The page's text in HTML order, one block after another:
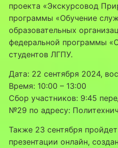
проекта «Экскурсовод
программы «Обучение
образовательных
федеральной программы
студентов ЛГПУ.
Дата: 22 сентября 2024,
Время: 10:00 – 13:00
Сбор участников: 9:45
№29 по адресу:
Также 23 сентября
презентации онлайн,